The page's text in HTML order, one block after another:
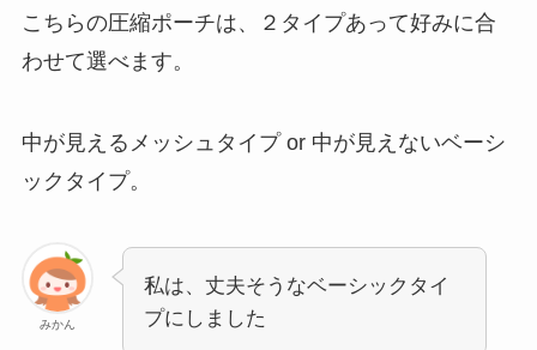
こちらの圧縮ポーチは、２タイプあって好みに合
わせて選べます。
中が見えるメッシュタイプ or 中が見えないベーシ
ックタイプ。
みかん
私は、丈夫そうなベーシックタイ
プにしました